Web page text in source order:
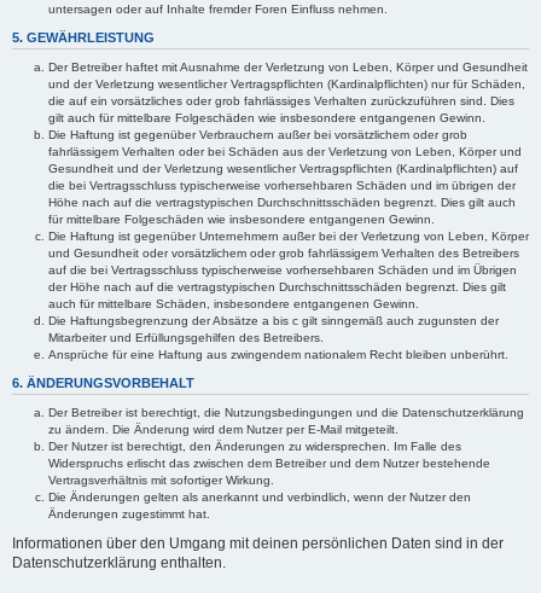
untersagen oder auf Inhalte fremder Foren Einfluss nehmen.
5. GEWÄHRLEISTUNG
Der Betreiber haftet mit Ausnahme der Verletzung von Leben, Körper und Gesundheit
und der Verletzung wesentlicher Vertragspflichten (Kardinalpflichten) nur für Schäden,
die auf ein vorsätzliches oder grob fahrlässiges Verhalten zurückzuführen sind. Dies
gilt auch für mittelbare Folgeschäden wie insbesondere entgangenen Gewinn.
Die Haftung ist gegenüber Verbrauchern außer bei vorsätzlichem oder grob
fahrlässigem Verhalten oder bei Schäden aus der Verletzung von Leben, Körper und
Gesundheit und der Verletzung wesentlicher Vertragspflichten (Kardinalpflichten) auf
die bei Vertragsschluss typischerweise vorhersehbaren Schäden und im übrigen der
Höhe nach auf die vertragstypischen Durchschnittsschäden begrenzt. Dies gilt auch
für mittelbare Folgeschäden wie insbesondere entgangenen Gewinn.
Die Haftung ist gegenüber Unternehmern außer bei der Verletzung von Leben, Körper
und Gesundheit oder vorsätzlichem oder grob fahrlässigem Verhalten des Betreibers
auf die bei Vertragsschluss typischerweise vorhersehbaren Schäden und im Übrigen
der Höhe nach auf die vertragstypischen Durchschnittsschäden begrenzt. Dies gilt
auch für mittelbare Schäden, insbesondere entgangenen Gewinn.
Die Haftungsbegrenzung der Absätze a bis c gilt sinngemäß auch zugunsten der
Mitarbeiter und Erfüllungsgehilfen des Betreibers.
Ansprüche für eine Haftung aus zwingendem nationalem Recht bleiben unberührt.
6. ÄNDERUNGSVORBEHALT
Der Betreiber ist berechtigt, die Nutzungsbedingungen und die Datenschutzerklärung
zu ändern. Die Änderung wird dem Nutzer per E-Mail mitgeteilt.
Der Nutzer ist berechtigt, den Änderungen zu widersprechen. Im Falle des
Widerspruchs erlischt das zwischen dem Betreiber und dem Nutzer bestehende
Vertragsverhältnis mit sofortiger Wirkung.
Die Änderungen gelten als anerkannt und verbindlich, wenn der Nutzer den
Änderungen zugestimmt hat.
Informationen über den Umgang mit deinen persönlichen Daten sind in der
Datenschutzerklärung enthalten.